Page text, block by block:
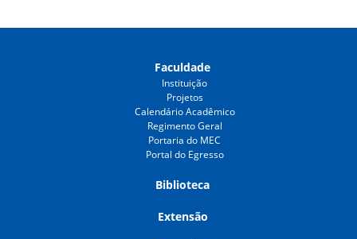
Faculdade
Instituição
Projetos
Calendário Acadêmico
Regimento Geral
Portaria do MEC
Portal do Egresso
Biblioteca
Extensão